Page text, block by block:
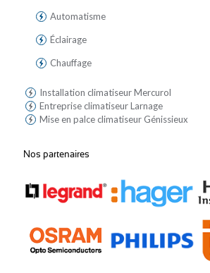
Automatisme
Éclairage
Chauffage
Installation climatiseur Mercurol
Entreprise climatiseur Larnage
Mise en palce climatiseur Génissieux
Nos partenaires